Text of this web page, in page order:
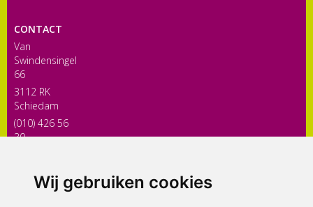
Wij gebruiken cookies
CONTACT
Van
Swindensingel
66
3112 RK
Schiedam
(010) 426 56
30
ONDERDEEL VAN